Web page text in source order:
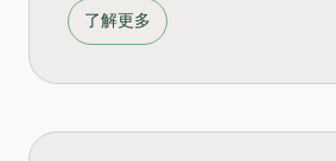
了解更多